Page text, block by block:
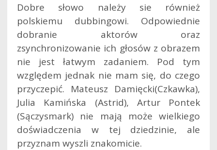
Dobre słowo należy sie również
polskiemu dubbingowi. Odpowiednie
dobranie aktorów oraz
zsynchronizowanie ich głosów z obrazem
nie jest łatwym zadaniem. Pod tym
względem jednak nie mam się, do czego
przyczepić. Mateusz Damięcki(Czkawka),
Julia Kamińska (Astrid), Artur Pontek
(Sączysmark) nie mają może wielkiego
doświadczenia w tej dziedzinie, ale
przyznam wyszli znakomicie.